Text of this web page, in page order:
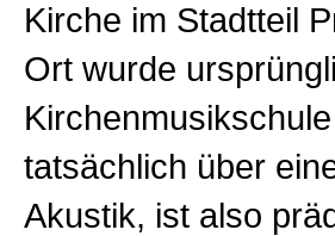
Kirche im Stadtteil
Ort wurde
tatsächlich über
Akustik, ist also